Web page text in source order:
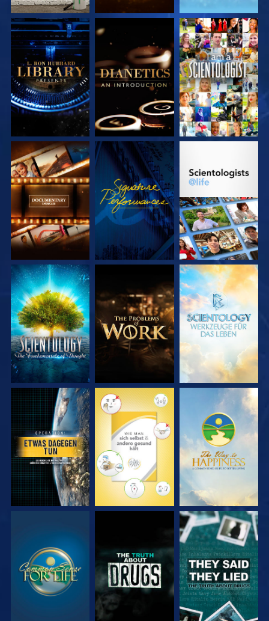
SERIE
ENTDECKEN
ENTDECKEN
ANSEHEN
SERIE
ENTDECKEN
ANSEHEN
SERIE
SERIE
ENTDECKEN
SERIE
ENTDECKEN
SERIE
ENTDECKEN
ANSEHEN ANSEHEN ANSEHEN
ANSEHEN ANSEHEN ANSEHEN